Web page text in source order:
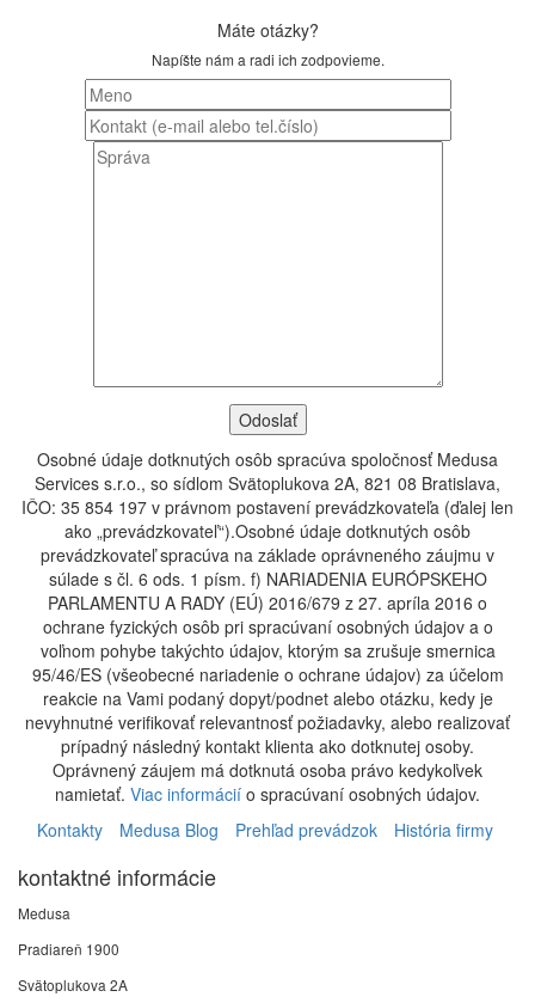
Máte otázky?
Napíšte nám a radi ich zodpovieme.
Osobné údaje dotknutých osôb spracúva spoločnosť Medusa
Services s.r.o., so sídlom Svätoplukova 2A, 821 08 Bratislava,
IČO: 35 854 197 v právnom postavení prevádzkovateľa (ďalej len
ako „prevádzkovateľ“).Osobné údaje dotknutých osôb
prevádzkovateľ spracúva na základe oprávneného záujmu v
súlade s čl. 6 ods. 1 písm. f) NARIADENIA EURÓPSKEHO
PARLAMENTU A RADY (EÚ) 2016/679 z 27. apríla 2016 o
ochrane fyzických osôb pri spracúvaní osobných údajov a o
voľnom pohybe takýchto údajov, ktorým sa zrušuje smernica
95/46/ES (všeobecné nariadenie o ochrane údajov) za účelom
reakcie na Vami podaný dopyt/podnet alebo otázku, kedy je
nevyhnutné verifikovať relevantnosť požiadavky, alebo realizovať
prípadný následný kontakt klienta ako dotknutej osoby.
Oprávnený záujem má dotknutá osoba právo kedykoľvek
namietať. Viac informácií o spracúvaní osobných údajov.
Kontakty
Medusa Blog Prehľad prevádzok História firmy
kontaktné informácie
Medusa
Pradiareň 1900
Svätoplukova 2A